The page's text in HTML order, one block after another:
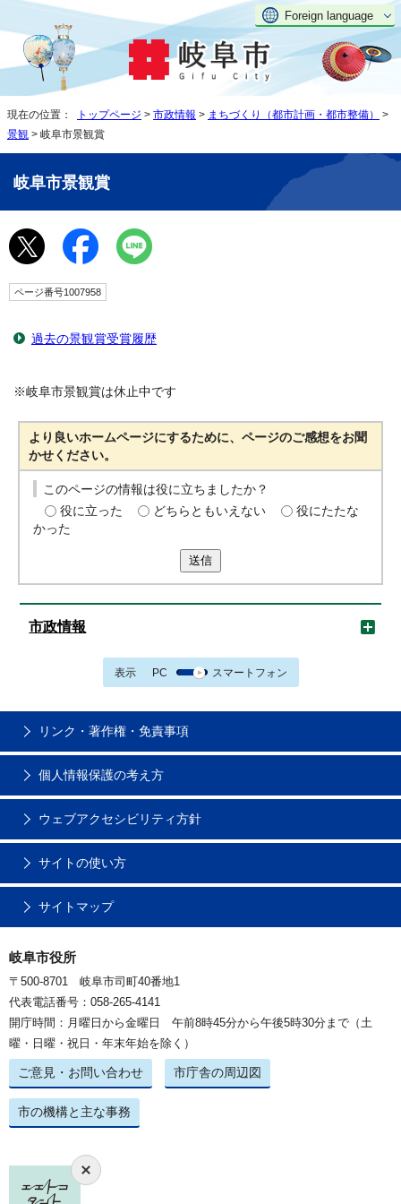
Foreign language
現在の位置： トップページ > 市政情報 > まちづくり（都市計画・都市整備）
>
景観 > 岐阜市景観賞
岐阜市景観賞
ページ番号1007958
過去の景観賞受賞履歴
※岐阜市景観賞は休止中です
より良いホームページにするために、ページのご感想をお聞
かせください。
このページの情報は役に立ちましたか？
役に立った
どちらともいえない
役にたたな
かった
送信
市政情報
表示 PC スマートフォン
リンク・著作権・免責事項
個人情報保護の考え方
ウェブアクセシビリティ方針
サイトの使い方
サイトマップ
岐阜市役所
〒500-8701 岐阜市司町40番地1
代表電話番号：058-265-4141
開庁時間：月曜日から金曜日 午前8時45分から午後5時30分まで（土
曜・日曜・祝日・年末年始を除く）
ご意見・お問い合わせ 市庁舎の周辺図
市の機構と主な事務